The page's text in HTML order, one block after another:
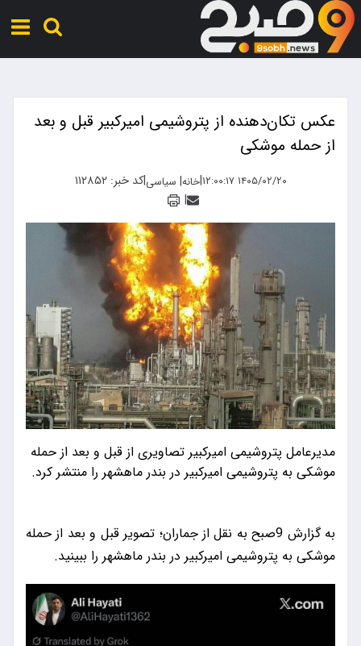
عکس تکان‌دهنده از پتروشیمی امیرکبیر قبل و بعد
از حمله موشکی
۱۴۰۵/۰۲/۲۰ ۱۲:۰۰:۱۷ |خانه| سیاسی|کد خبر: ۱۱۲۸۵۲
|
مدیرعامل پتروشیمی امیرکبیر تصاویری از قبل و بعد از حمله
موشکی به پتروشیمی امیرکبیر در بندر ماهشهر را منتشر کرد.
به گزارش 9صبح به نقل از جماران؛ تصویر قبل و بعد از حمله
موشکی به پتروشیمی امیرکبیر در بندر ماهشهر را ببینید.